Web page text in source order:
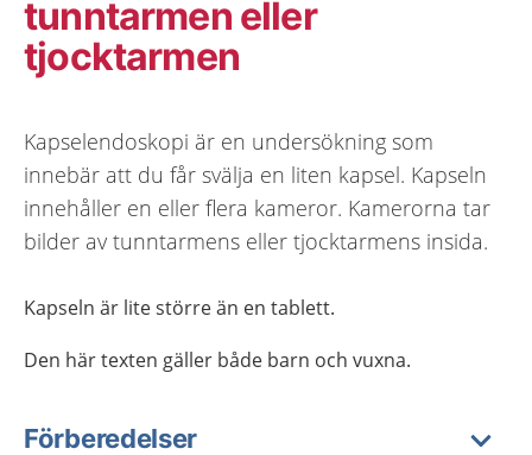
tunntarmen eller
tjocktarmen
Kapselendoskopi är en undersökning som
innebär att du får svälja en liten kapsel. Kapseln
innehåller en eller flera kameror. Kamerorna tar
bilder av tunntarmens eller tjocktarmens insida.
Kapseln är lite större än en tablett.
Den här texten gäller både barn och vuxna.
Förberedelser